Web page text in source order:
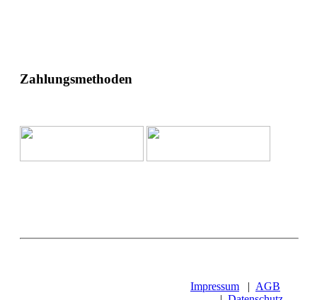
Zahlungsmethoden
Impressum | AGB